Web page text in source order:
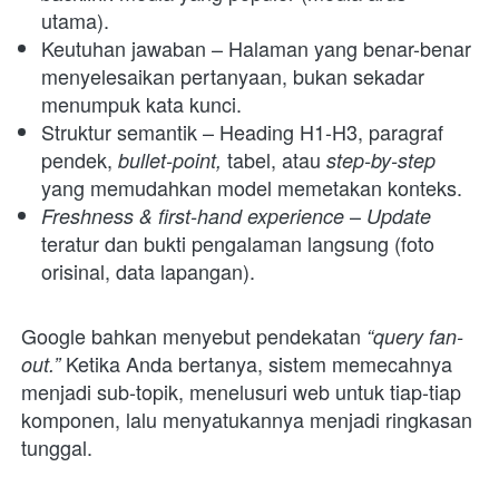
utama).
Keutuhan jawaban – Halaman yang benar-benar
menyelesaikan pertanyaan, bukan sekadar
menumpuk kata kunci.
Struktur semantik – Heading H1-H3, paragraf
pendek, bullet-point, tabel, atau
yang memudahkan model memetakan konteks.
Freshness & first-hand experience –
teratur dan bukti pengalaman langsung (foto
orisinal, data lapangan).
Google bahkan menyebut pendekatan “query fan-
out.” Ketika Anda bertanya, sistem memecahnya
menjadi sub-topik, menelusuri web untuk tiap-tiap
komponen, lalu menyatukannya menjadi ringkasan
tunggal.